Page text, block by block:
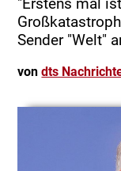
"Erstens mal
Sender "Welt"
vondts